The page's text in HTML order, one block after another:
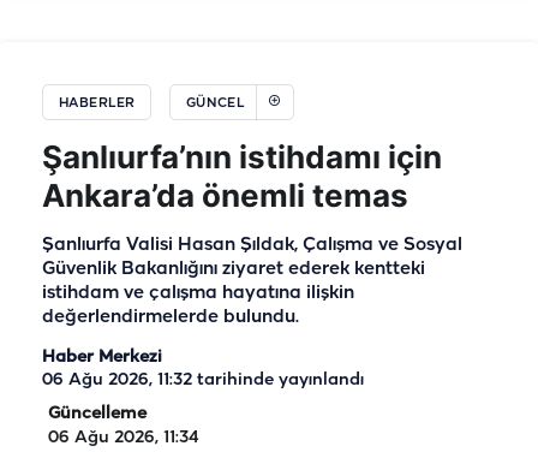
HABERLER GÜNCEL
Şanlıurfa’nın istihdamı için
Ankara’da önemli temas
Şanlıurfa Valisi Hasan Şıldak, Çalışma ve Sosyal
Güvenlik Bakanlığını ziyaret ederek kentteki
istihdam ve çalışma hayatına ilişkin
değerlendirmelerde bulundu.
Haber Merkezi
06 Ağu 2026, 11:32 tarihinde yayınlandı
Güncelleme
06 Ağu 2026, 11:34